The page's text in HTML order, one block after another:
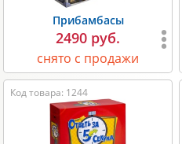
Прибамбасы
2490 руб.
снято с продажи
Код товара: 1244